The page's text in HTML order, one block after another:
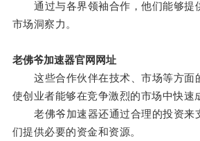
通过与各界领袖合作，他们能够提
市场洞察力。
老佛爷加速器官网网址
这些合作伙伴在技术、市场等方面
使创业者能够在竞争激烈的市场中快速
老佛爷加速器还通过合理的投资来
们提供必要的资金和资源。